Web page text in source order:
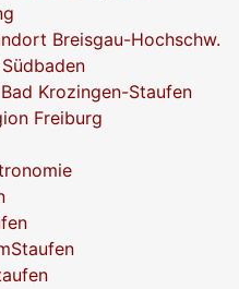
Breisgau-Hochschw.
Krozingen-Staufen
Freiburg